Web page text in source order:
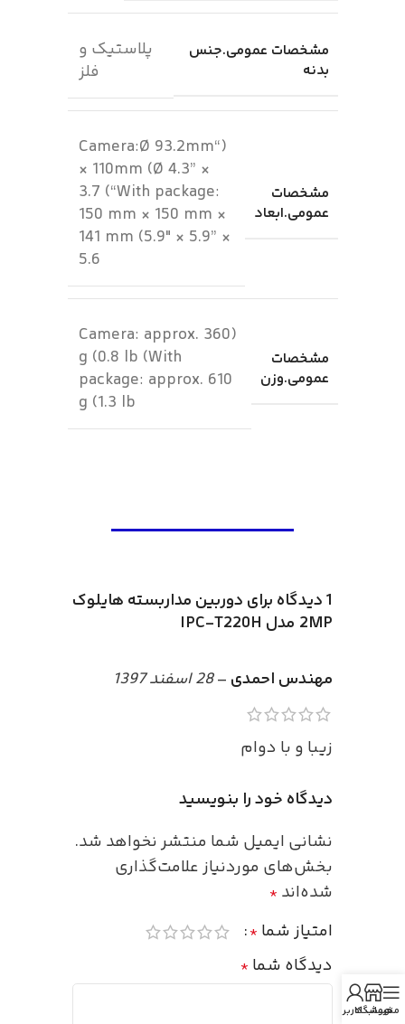
مشخصات عمومی.جنس
بدنه
پلاستیک و
فلز
مشخصات
عمومی.ابعاد
(“Camera:Ø 93.2mm
× 110mm (Ø 4.3” ×
3.7 (“With package:
150 mm × 150 mm ×
141 mm (5.9″ × 5.9” ×
5.6
مشخصات
عمومی.وزن
(Camera: approx. 360
g (0.8 lb (With
package: approx. 610
g (1.3 lb
1 دیدگاه برای
دوربین مداربسته هایلوک
2MP مدل IPC-T220H
مهندس احمدی –28 اسفند 1397
زیبا و با دوام
دیدگاه خود را بنویسید
نشانی ایمیل شما منتشر نخواهد شد.
بخش‌های موردنیاز علامت‌گذاری
شده‌اند *
امتیاز شما *
دیدگاه شما *
منوفروشگاه
حساب کاربری من